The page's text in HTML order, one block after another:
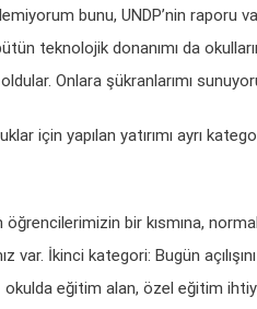
bunu, UNDP’nin raporu
teknolojik donanımı da
Onlara şükranlarımı
için yapılan yatırımı ayrı
bir kısmına,
İkinci kategori: Bugün
eğitim alan, özel eğitim